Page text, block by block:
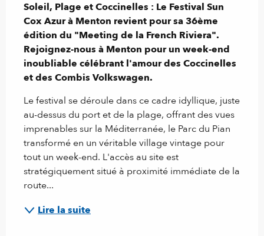
Soleil, Plage et Coccinelles : Le Festival Sun
Cox Azur à Menton revient pour sa 36ème
édition du "Meeting de la French Riviera".
Rejoignez-nous à Menton pour un week-end
inoubliable célébrant l'amour des Coccinelles
et des Combis Volkswagen.
Le festival se déroule dans ce cadre idyllique, juste
au-dessus du port et de la plage, offrant des vues
imprenables sur la Méditerranée, le Parc du Pian
transformé en un véritable village vintage pour
tout un week-end. L'accès au site est
stratégiquement situé à proximité immédiate de la
route...
Lire la suite